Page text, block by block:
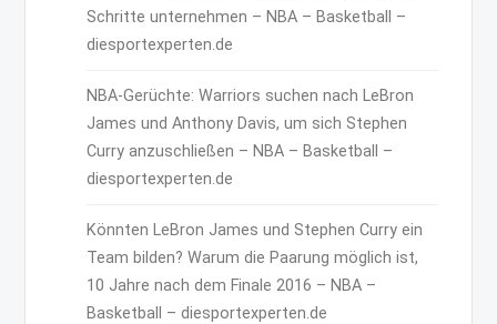
Schritte unternehmen – NBA – Basketball –
diesportexperten.de
NBA-Gerüchte: Warriors suchen nach LeBron
James und Anthony Davis, um sich Stephen
Curry anzuschließen – NBA – Basketball –
diesportexperten.de
Könnten LeBron James und Stephen Curry ein
Team bilden? Warum die Paarung möglich ist,
10 Jahre nach dem Finale 2016 – NBA –
Basketball – diesportexperten.de